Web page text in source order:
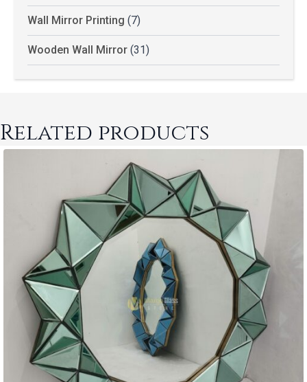
Wall Mirror Printing (7)
Wooden Wall Mirror (31)
Related products